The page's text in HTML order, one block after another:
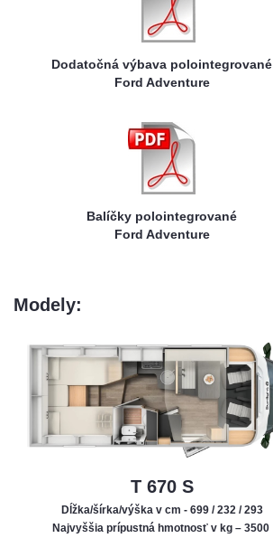
Dodatočná výbava polointegrované
Ford Adventure
Balíčky polointegrované
Ford Adventure
Modely:
T 670 S
Dĺžka/šírka/výška v cm - 699 / 232 / 293
Najvyššia prípustná hmotnosť v kg – 3500